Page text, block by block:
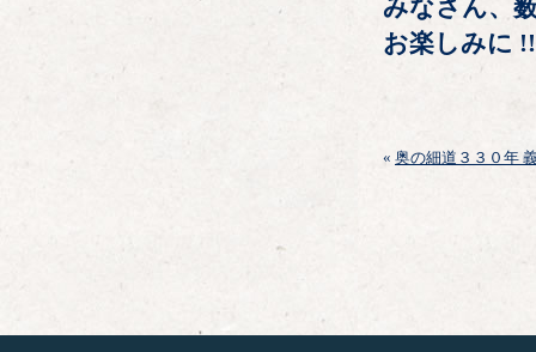
みなさん、
お楽しみに
« 奥の細道３３０年